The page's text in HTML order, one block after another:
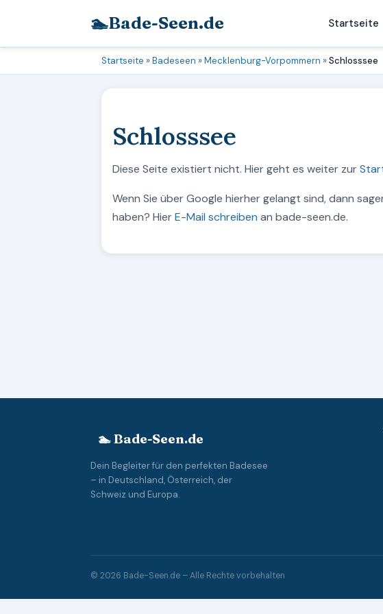
🏊Bade-Seen.de Startseite
Startseite »Badeseen »Mecklenburg-Vorpommern »Schlosssee
Schlosssee
Diese Seite existiert nicht. Hier geht es weiter zur
Wenn Sie über Google hierher gelangt sind, dann
haben? HierE-Mail schreiben an bade-seen.de.
🏊 Bade-Seen.de
Dein Begleiter für den perfekten Badesee
– in Deutschland, Österreich, der
Schweiz und Europa.
© 2026 Bade-Seen.de – Alle Rechte vorbehalten